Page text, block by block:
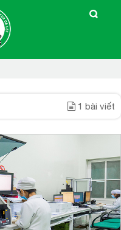
1 bài viết